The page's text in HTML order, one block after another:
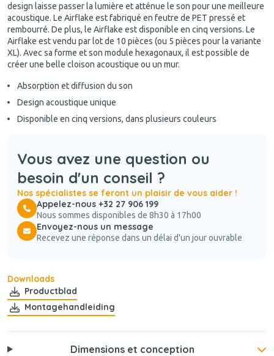
design laisse passer la lumière et atténue le son pour une meilleure
acoustique. Le Airflake est fabriqué en feutre de PET pressé et
rembourré. De plus, le Airflake est disponible en cinq versions. Le
Airflake est vendu par lot de 10 pièces (ou 5 pièces pour la variante
XL). Avec sa forme et son module hexagonaux, il est possible de
créer une belle cloison acoustique ou un mur.
Absorption et diffusion du son
Design acoustique unique
Disponible en cinq versions, dans plusieurs couleurs
Vous avez une question ou
besoin d'un conseil ?
Nos spécialistes se feront un plaisir de vous aider !
Appelez-nous +32 27 906 199
Nous sommes disponibles de 8h30 à 17h00
Envoyez-nous un message
Recevez une réponse dans un délai d'un jour ouvrable
Downloads
Productblad
Montagehandleiding
Dimensions et conception